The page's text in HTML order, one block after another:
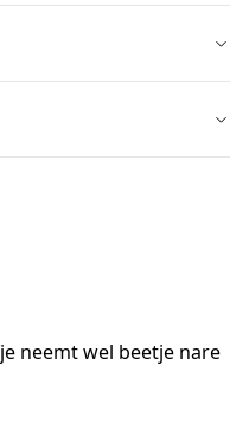
neemt wel beetje nare